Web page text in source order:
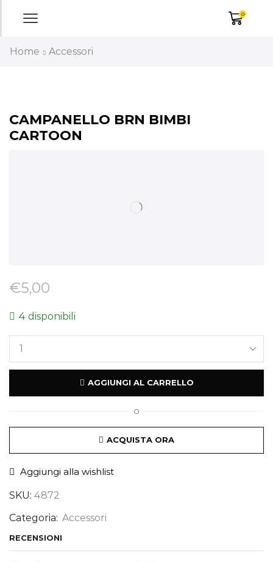
0
Home Accessori
CAMPANELLO BRN BIMBI
CARTOON
€5,00
4 disponibili
AGGIUNGI AL CARRELLO
O
ACQUISTA ORA
Aggiungi alla wishlist
SKU: 4872
Categoria: Accessori
RECENSIONI